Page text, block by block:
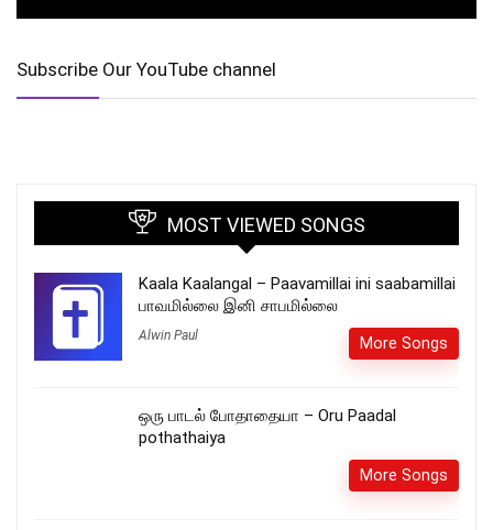
Subscribe Our YouTube channel
MOST VIEWED SONGS
Kaala Kaalangal – Paavamillai ini saabamillai
பாவமில்லை இனி சாபமில்லை
Alwin Paul More Songs
ஒரு பாடல் போதாதையா – Oru Paadal
pothathaiya
More Songs